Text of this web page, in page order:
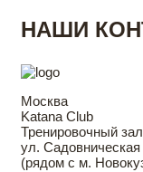
НАШИ
Москва
Katana Club
Тренировочный зал
ул. Садовническая
(рядом с м.